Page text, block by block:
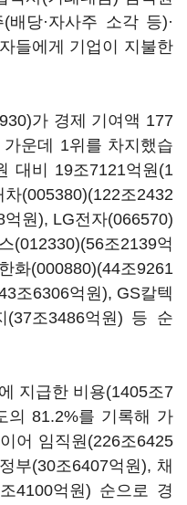
(배당·자사주 소각 등)·
들에게 기업이 지불한
가 경제 기여액 177
운데 1위를 차지했습
대비 19조7121억원 (1
차(005380)(122조2432
억원), LG전자(066570)
(012330)(56조2139억
한화(000880)(44조9261
조6306억원), GS칼텍
(37조3486억원) 등 순
지급한 비용(1405조7
의 81.2%를 기록해 가
이어 임직원 (226조6425
정부(30조6407억원),채
조4100억원) 순으로 경